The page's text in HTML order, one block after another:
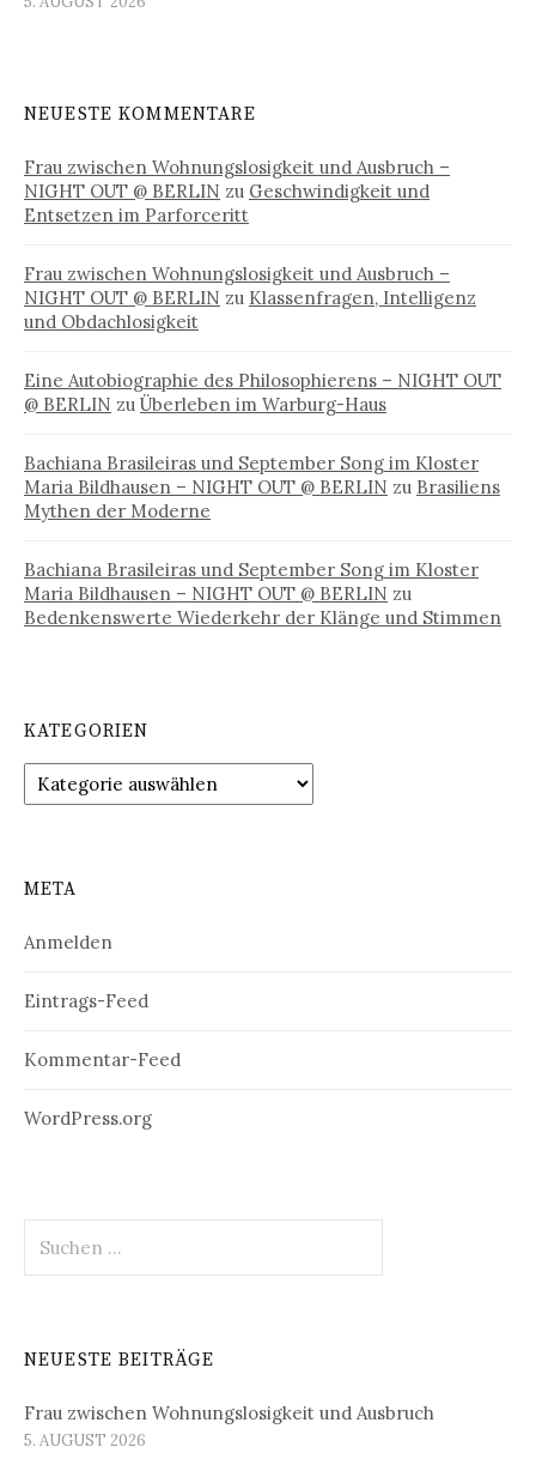
NEUESTE KOMMENTARE
Frau zwischen Wohnungslosigkeit und Ausbruch –
NIGHT OUT @ BERLIN zu Geschwindigkeit und
Entsetzen im Parforceritt
Frau zwischen Wohnungslosigkeit und Ausbruch –
NIGHT OUT @ BERLIN zu Klassenfragen, Intelligenz
und Obdachlosigkeit
Eine Autobiographie des Philosophierens – NIGHT OUT
@ BERLIN zu Überleben im Warburg-Haus
Bachiana Brasileiras und September Song im Kloster
Maria Bildhausen – NIGHT OUT @ BERLIN zu Brasiliens
Mythen der Moderne
Bachiana Brasileiras und September Song im Kloster
Maria Bildhausen – NIGHT OUT @ BERLIN zu
Bedenkenswerte Wiederkehr der Klänge und Stimmen
KATEGORIEN
Kategorien
META
Anmelden
Eintrags-Feed
Kommentar-Feed
WordPress.org
nach:
NEUESTE BEITRÄGE
Frau zwischen Wohnungslosigkeit und Ausbruch
5. AUGUST 2026